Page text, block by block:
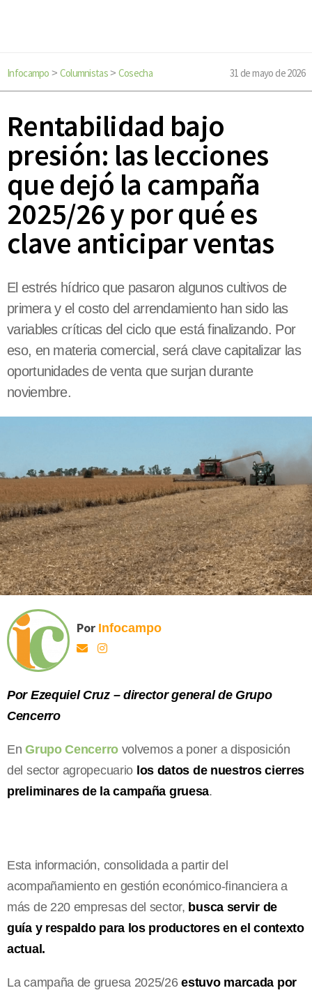
Infocampo > Columnistas> Cosecha 31 de mayo de 2026
Rentabilidad bajo
presión: las lecciones
que dejó la campaña
2025/26 y por qué es
clave anticipar ventas
El estrés hídrico que pasaron algunos cultivos de
primera y el costo del arrendamiento han sido las
variables críticas del ciclo que está finalizando. Por
eso, en materia comercial, será clave capitalizar las
oportunidades de venta que surjan durante
noviembre.
Por Infocampo
Por Ezequiel Cruz – director general de Grupo
Cencerro
EnGrupo Cencerrovolvemos a poner a disposición
del sector agropecuario los datos de nuestros cierres
preliminares de la campaña gruesa.
Esta información, consolidada a partir del
acompañamiento en gestión económico-financiera a
más de 220 empresas del sector, busca servir de
guía y respaldo para los productores en el contexto
actual.
La campaña de gruesa 2025/26estuvo marcada por